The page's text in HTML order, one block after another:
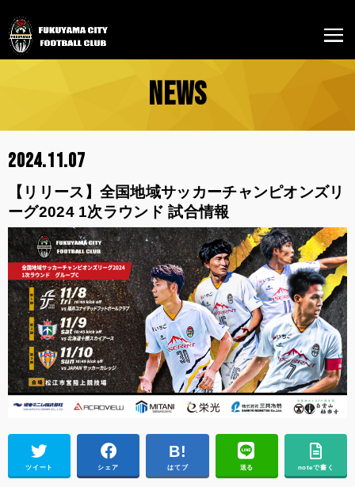
NEWS
2024.11.07
【リリース】全国地域サッカーチャンピオンズリ
ーグ2024 1次ラウンド 試合情報
ツイート シェア はてブ 送る noteで書く